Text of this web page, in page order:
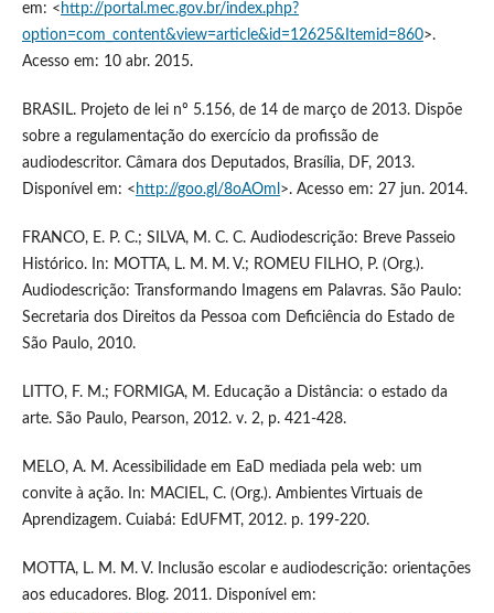
em: < http://portal.mec.gov.br/index.php?
option=com_content&view=article&id=12625&Itemid=860>.
Acesso em: 10 abr. 2015.
BRASIL. Projeto de lei nº 5.156, de 14 de março de 2013. Dispõe
sobre a regulamentação do exercício da profissão de
audiodescritor. Câmara dos Deputados, Brasília, DF, 2013.
Disponível em: < http://goo.gl/8oAOml >. Acesso em: 27 jun. 2014.
FRANCO, E. P. C.; SILVA, M. C. C. Audiodescrição: Breve Passeio
Histórico. In: MOTTA, L. M. M. V.; ROMEU FILHO, P. (Org.).
Audiodescrição: Transformando Imagens em Palavras. São Paulo:
Secretaria dos Direitos da Pessoa com Deficiência do Estado de
São Paulo, 2010.
LITTO, F. M.; FORMIGA, M. Educação a Distância: o estado da
arte. São Paulo, Pearson, 2012. v. 2, p. 421-428.
MELO, A. M. Acessibilidade em EaD mediada pela web: um
convite à ação. In: MACIEL, C. (Org.). Ambientes Virtuais de
Aprendizagem. Cuiabá: EdUFMT, 2012. p. 199-220.
MOTTA, L. M. M. V. Inclusão escolar e audiodescrição: orientações
aos educadores. Blog. 2011. Disponível em: